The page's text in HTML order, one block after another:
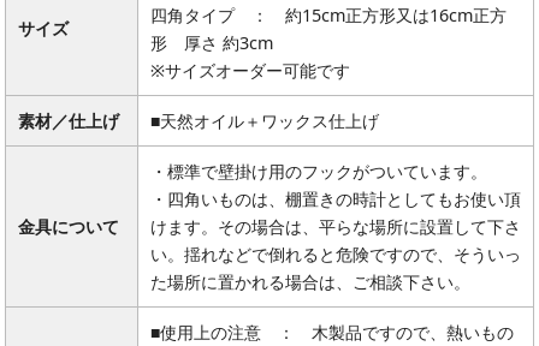
サイズ
四角タイプ ： 約15cm正方形又は16cm正方
形 厚さ 約3cm
※サイズオーダー可能です
素材／仕上げ ■天然オイル＋ワックス仕上げ
金具について
・標準で壁掛け用のフックがついています。
・四角いものは、棚置きの時計としてもお使い頂
けます。その場合は、平らな場所に設置して下さ
い。揺れなどで倒れると危険ですので、そういっ
た場所に置かれる場合は、ご相談下さい。
■使用上の注意 ： 木製品ですので、熱いもの